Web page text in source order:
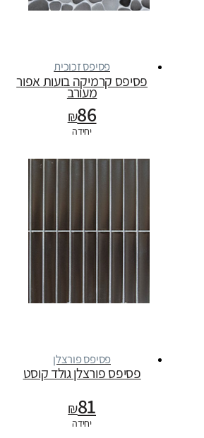
פסיפס זכוכית
פסיפס קרמיקה בועות אפור
מעורב
₪86
יחידה
פסיפס פורצלן
פסיפס פורצלן גולד קוסט
₪81
יחידה